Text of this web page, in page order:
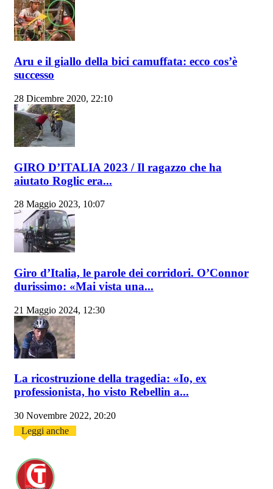
Aru e il giallo della bici camuffata: ecco cos’è
successo
28 Dicembre 2020, 22:10
GIRO D’ITALIA 2023 / Il ragazzo che ha
aiutato Roglic era...
28 Maggio 2023, 10:07
Giro d’Italia, le parole dei corridori. O’Connor
durissimo: «Mai vista una...
21 Maggio 2024, 12:30
La ricostruzione della tragedia: «Io, ex
professionista, ho visto Rebellin a...
30 Novembre 2022, 20:20
Leggi anche